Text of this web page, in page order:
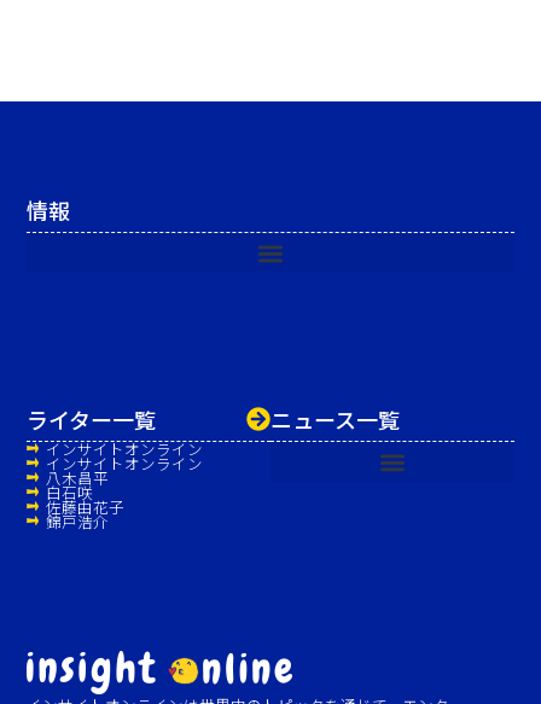
ニュース一覧
ライター一覧
インサイトオンライン
インサイトオンライン
八木昌平
白石咲
佐藤由花子
錦戸浩介
情報